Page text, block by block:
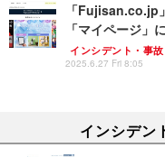
「Fujisan.co.jp
「マイページ」
インシデント・事故
2025.6.27 Fri 8:05
インシデン